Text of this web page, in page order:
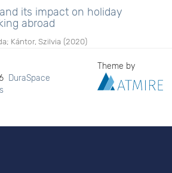
its impact on holiday
abroad
; Kántor, Szilvia (2020)
DuraSpace
Theme by